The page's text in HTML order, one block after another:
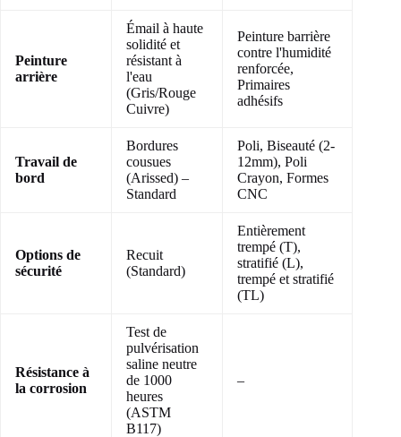
Peinture
arrière
Émail à haute
solidité et
résistant à
l'eau
(Gris/Rouge
Cuivre)
Peinture barrière
contre l'humidité
renforcée,
Primaires
adhésifs
Travail de
bord
Bordures
cousues
(Arissed) –
Standard
Poli, Biseauté (2-
12mm), Poli
Crayon, Formes
CNC
Options de
sécurité
Recuit
(Standard)
Entièrement
trempé (T),
stratifié (L),
trempé et stratifié
(TL)
Résistance à
la corrosion
Test de
pulvérisation
saline neutre
de 1000
heures
(ASTM
B117)
–